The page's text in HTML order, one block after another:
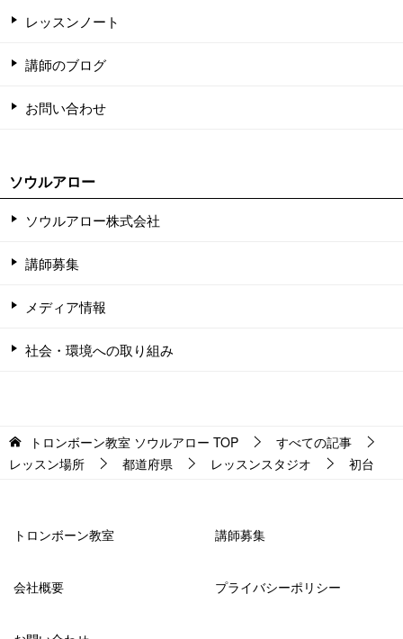
レッスンノート
講師のブログ
お問い合わせ
ソウルアロー
ソウルアロー株式会社
講師募集
メディア情報
社会・環境への取り組み
トロンボーン教室 ソウルアロー TOP
すべての記事
レッスン場所
都道府県 レッスンスタジオ 初台
トロンボーン教室 講師募集
会社概要 プライバシーポリシー